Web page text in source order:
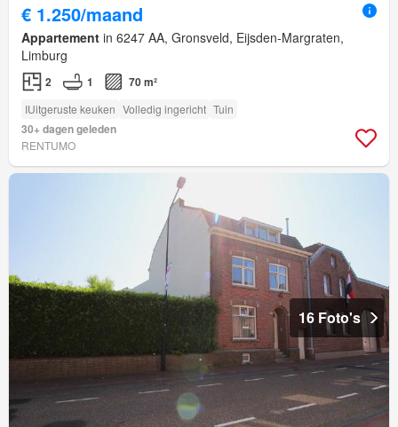
€ 1.250/maand
Appartement in 6247 AA, Gronsveld, Eijsden-Margraten,
Limburg
2 1 70 m²
IUitgeruste keuken Volledig ingericht Tuin
30+ dagen geleden
RENTUMO
16 Foto's